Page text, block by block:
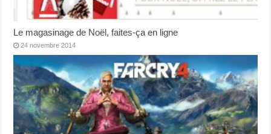
Le magasinage de Noël, faites-ça en ligne
24 novembre 2014